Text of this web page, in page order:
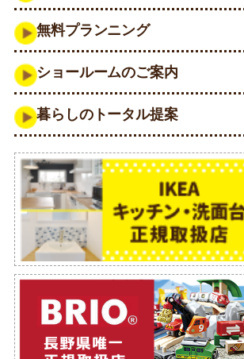
無料プランニング
ショールームのご案内
暮らしのトータル提案